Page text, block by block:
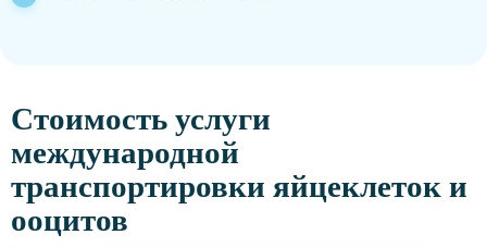
Стоимость услуги
международной
транспортировки яйцеклеток и
ооцитов